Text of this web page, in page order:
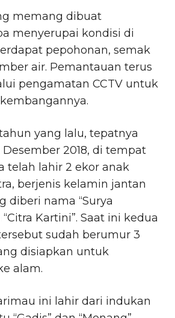
memang dibuat
menyerupai kondisi di
pepohonan, semak
air. Pemantauan terus
pengamatan CCTV untuk
yang lalu, tepatnya
2018, di tempat
telah lahir 2 ekor anak
berjenis kelamin jantan
diberi nama “Surya
Kartini”. Saat ini kedua
sudah berumur 3
disiapkan untuk
alam.
ini lahir dari indukan